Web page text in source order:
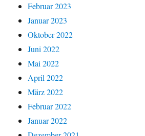
Februar 2023
Januar 2023
Oktober 2022
Juni 2022
Mai 2022
April 2022
März 2022
Februar 2022
Januar 2022